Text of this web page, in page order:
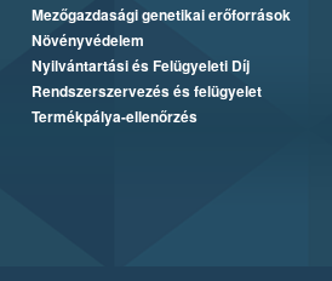
Mezőgazdasági genetikai erőforrások
Növényvédelem
Nyilvántartási és Felügyeleti Díj
Rendszerszervezés és felügyelet
Termékpálya-ellenőrzés